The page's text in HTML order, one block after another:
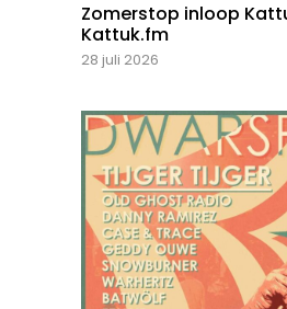
Zomerstop inloop
Kattuk.fm
28 juli 2026